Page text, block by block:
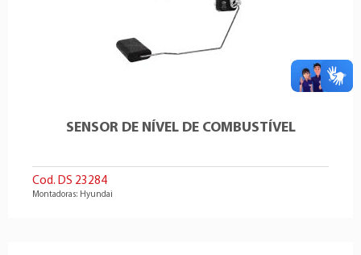
SENSOR DE NÍVEL DE COMBUSTÍVEL
Cod. DS 23284
Montadoras: Hyundai